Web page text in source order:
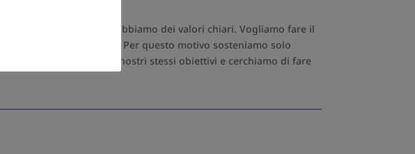
che offriamo e abbiamo dei valori chiari. Vogliamo fare il
rimanga nel tuo cuore. Per questo motivo sosteniamo solo
persone che hanno i nostri stessi obiettivi e cerchiamo di fare